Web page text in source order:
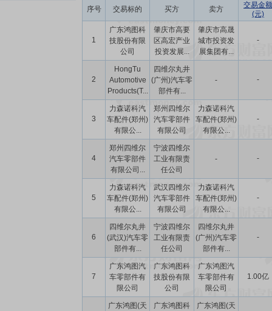
序号 交易标的 买方 卖方
交易金额
(元)
1
广东鸿图科
技股份有限
公司
肇庆市高要
区高宏产业
投资发展...
肇庆市高晟
城市投资发
展集团有...
-
2
HongTu
Automotive
Products(T...
四维尔丸井
(广州)汽车零
部件有...
- -
3
力森诺科汽
车配件(郑州)
有限公...
郑州四维尔
汽车零部件
有限公司
力森诺科汽
车配件(郑州)
有限公...
-
4
郑州四维尔
汽车零部件
有限公司...
宁波四维尔
工业有限责
任公司
- -
5
力森诺科汽
车配件(郑州)
有限公...
武汉四维尔
汽车零部件
有限公司
力森诺科汽
车配件(郑州)
有限公...
-
6
四维尔丸井
(武汉)汽车零
部件有...
宁波四维尔
工业有限责
任公司
四维尔丸井
(广州)汽车零
部件有...
-
7
广东鸿图汽
车零部件有
限公司
广东鸿图科
技股份有限
公司
广东鸿图汽
车零部件有
限公司
1.00亿
广东鸿图(天
广东鸿图科
广东鸿图(天